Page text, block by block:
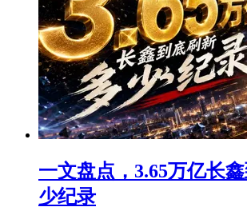
一文盘点，3.65万亿长
少纪录